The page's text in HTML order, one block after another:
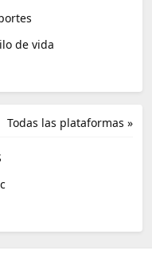
de vida
Todas las plataformas »